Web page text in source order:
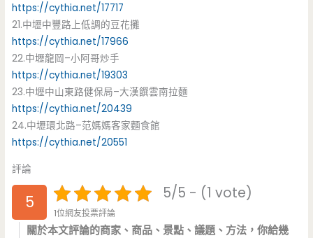
https://cythia.net/17717
21.中壢中豐路上低調的豆花攤
https://cythia.net/17966
22.中壢龍岡–小阿哥炒手
https://cythia.net/19303
23.中壢中山東路健保局–大漢饌雲南拉麵
https://cythia.net/20439
24.中壢環北路–范媽媽客家麵食館
https://cythia.net/20551
評論
5 5/5 - (1 vote)
1位網友投票評論
關於本文評論的商家、商品、景點、議題、方法，你給幾